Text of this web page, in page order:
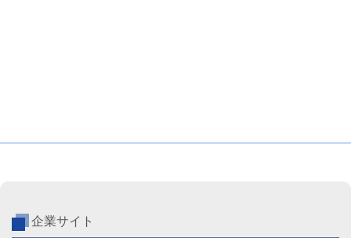
企業サイト